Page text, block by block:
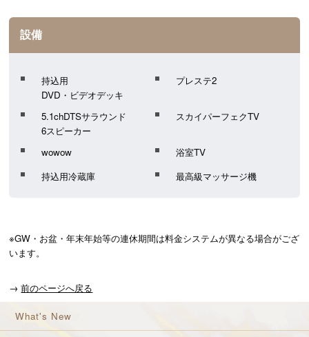
設備
持込用
DVD・ビデオデッキ
プレステ2
5.1chDTSサラウンド
6スピーカー
スカイパーフェクTV
wowow
浴室TV
持込用冷蔵庫
最高級マッサージ機
※GW・お盆・年末年始等の連休期間は料金システムが異なる場合がござ
います。
→ 前のページへ戻る
What's New